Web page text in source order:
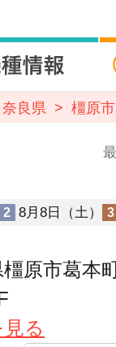
奈良県 橿原市
2 8月8日（土） 3
原市葛本
る